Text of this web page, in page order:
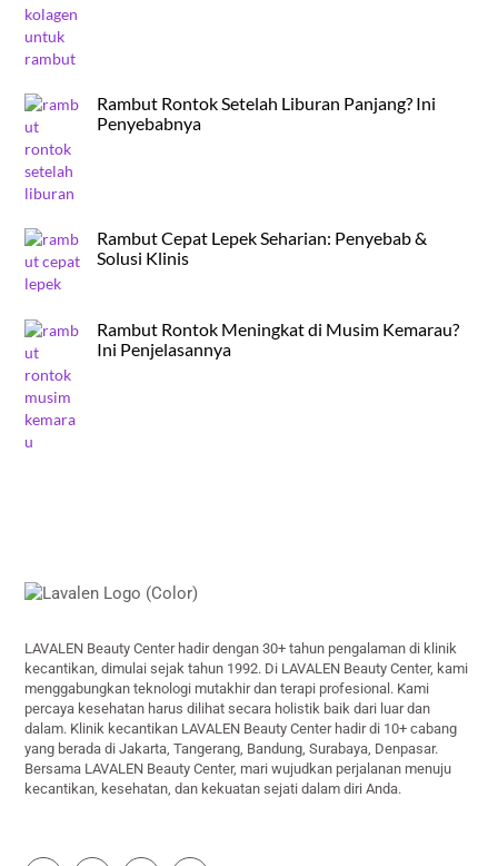
Rambut Rontok Setelah Liburan Panjang? Ini
Penyebabnya
Rambut Cepat Lepek Seharian: Penyebab &
Solusi Klinis
Rambut Rontok Meningkat di Musim Kemarau?
Ini Penjelasannya
Top
LAVALEN Beauty Center hadir dengan 30+ tahun pengalaman di klinik
kecantikan, dimulai sejak tahun 1992. Di LAVALEN Beauty Center, kami
menggabungkan teknologi mutakhir dan terapi profesional. Kami
percaya kesehatan harus dilihat secara holistik baik dari luar dan
dalam. Klinik kecantikan LAVALEN Beauty Center hadir di 10+ cabang
yang berada di Jakarta, Tangerang, Bandung, Surabaya, Denpasar.
Bersama LAVALEN Beauty Center, mari wujudkan perjalanan menuju
kecantikan, kesehatan, dan kekuatan sejati dalam diri Anda.